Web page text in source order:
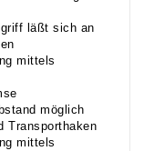
läßt sich an
mittels
möglich
Transporthaken
mittels